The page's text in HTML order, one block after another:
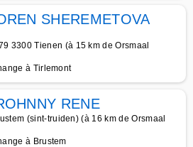
SHEREMETOVA
3300 Tienen (à 15 km de Orsmaal
à Tirlemont
RENE
(sint-truiden) (à 16 km de Orsmaal
à Brustem